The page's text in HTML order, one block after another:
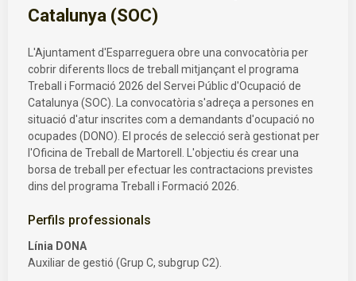
Catalunya (SOC)
L'Ajuntament d'Esparreguera obre una convocatòria per
cobrir diferents llocs de treball mitjançant el programa
Treball i Formació 2026 del Servei Públic d'Ocupació de
Catalunya (SOC). La convocatòria s'adreça a persones en
situació d'atur inscrites com a demandants d'ocupació no
ocupades (DONO). El procés de selecció serà gestionat per
l'Oficina de Treball de Martorell. L'objectiu és crear una
borsa de treball per efectuar les contractacions previstes
dins del programa Treball i Formació 2026.
Perfils professionals
Línia DONA
Auxiliar de gestió (Grup C, subgrup C2).